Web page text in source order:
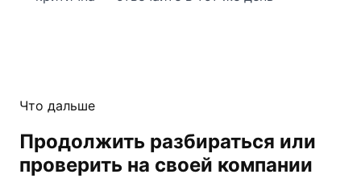
Что дальше
Продолжить разбираться или
проверить на своей компании